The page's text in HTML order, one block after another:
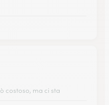
costoso, ma ci sta